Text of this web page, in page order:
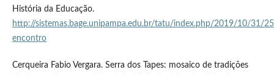
História da Educação.
http://sistemas.bage.unipampa.edu.br/tatu/index.php/2019/10/31/
encontro
Cerqueira Fabio Vergara. Serra dos Tapes: mosaico de tradições